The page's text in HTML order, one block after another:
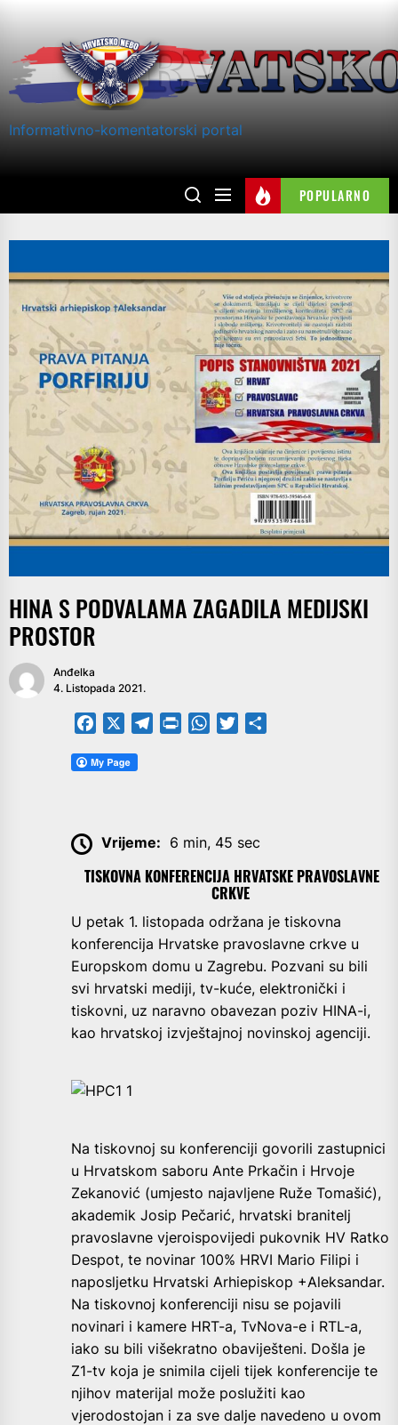
content
Informativno-komentatorski portal
POPULARNO
HINA S PODVALAMA ZAGADILA MEDIJSKI
PROSTOR
Anđelka
4. Listopada 2021.
Facebook TelegramPrintFriendly
WhatsApp
Twitter
Vrijeme: 6 min, 45 sec
TISKOVNA KONFERENCIJA HRVATSKE PRAVOSLAVNE
CRKVE
U petak 1. listopada održana je tiskovna
konferencija Hrvatske pravoslavne crkve u
Europskom domu u Zagrebu. Pozvani su bili
svi hrvatski mediji, tv-kuće, elektronički i
tiskovni, uz naravno obavezan poziv HINA-i,
kao hrvatskoj izvještajnoj novinskoj agenciji.
Na tiskovnoj su konferenciji govorili zastupnici
u Hrvatskom saboru Ante Prkačin i Hrvoje
Zekanović (umjesto najavljene Ruže Tomašić),
akademik Josip Pečarić, hrvatski branitelj
pravoslavne vjeroispovijedi pukovnik HV Ratko
Despot, te novinar 100% HRVI Mario Filipi i
naposljetku Hrvatski Arhiepiskop +Aleksandar.
Na tiskovnoj konferenciji nisu se pojavili
novinari i kamere HRT-a, TvNova-e i RTL-a,
iako su bili višekratno obaviješteni. Došla je
Z1-tv koja je snimila cijeli tijek konferencije te
njihov materijal može poslužiti kao
vjerodostojan i za sve dalje navedeno u ovom